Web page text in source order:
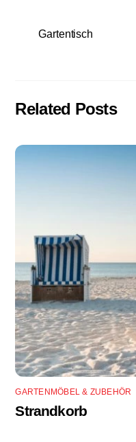
Gartentisch
Related Posts
GARTENMÖBEL & ZUBEHÖR
Strandkorb